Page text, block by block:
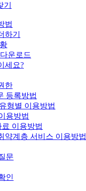
법
하기
운로드
세요?
한
등록방법
형별 이용방법
용방법
이용방법
약계층 서비스 이용방법
문
인